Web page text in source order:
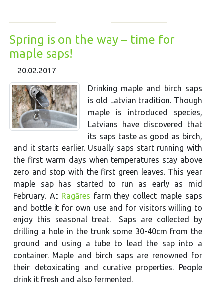
Spring is on the way – time for
maple saps!
20.02.2017
Drinking maple and birch saps
is old Latvian tradition. Though
maple is introduced species,
Latvians have discovered that
its saps taste as good as birch,
and it starts earlier. Usually saps start running with
the first warm days when temperatures stay above
zero and stop with the first green leaves. This year
maple sap has started to run as early as mid
February. At Ragāres farm they collect maple saps
and bottle it for own use and for visitors willing to
enjoy this seasonal treat. Saps are collected by
drilling a hole in the trunk some 30-40cm from the
ground and using a tube to lead the sap into a
container. Maple and birch saps are renowned for
their detoxicating and curative properties. People
drink it fresh and also fermented.